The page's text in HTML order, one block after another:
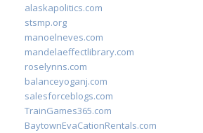
alaskapolitics.com
stsmp.org
manoelneves.com
mandelaeffectlibrary.com
roselynns.com
balanceyoganj.com
salesforceblogs.com
TrainGames365.com
BaytownEvaCationRentals.com